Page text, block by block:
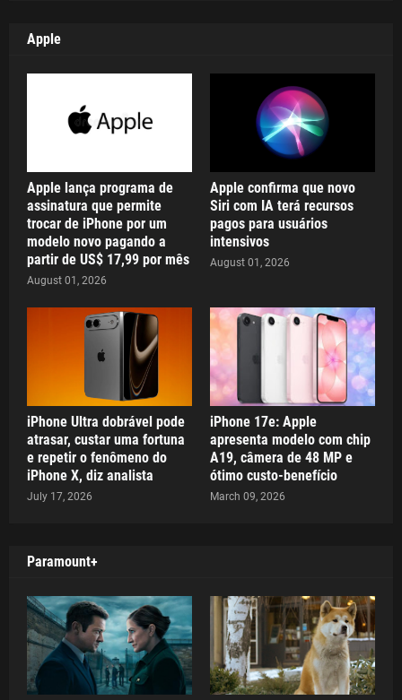
Apple
Apple lança programa de
assinatura que permite
trocar de iPhone por um
modelo novo pagando a
partir de US$ 17,99 por mês
August 01, 2026
Apple confirma que novo
Siri com IA terá recursos
pagos para usuários
intensivos
August 01, 2026
iPhone Ultra dobrável pode
atrasar, custar uma fortuna
e repetir o fenômeno do
iPhone X, diz analista
July 17, 2026
iPhone 17e: Apple
apresenta modelo com chip
A19, câmera de 48 MP e
ótimo custo-benefício
March 09, 2026
Paramount+